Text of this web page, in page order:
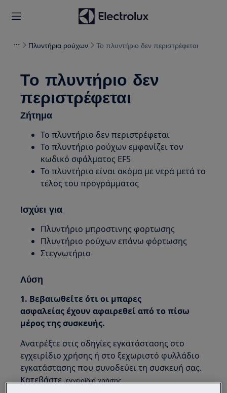
Πλυντήρια ρούχων Το πλυντήριο δεν περιστρέφεται
Το πλυντήριο δεν
περιστρέφεται
Ζήτημα
Το πλυντήριο δεν περιστρέφεται
Το πλυντήριο ρούχων εμφανίζει τον
κωδικό σφάλματος EF5
Το πλυντήριο είναι ακόμα με νερά μετά το
τέλος του προγράμματος
Ισχύει για
Πλυντήριο μπροστινης φορτωσης
Πλυντήριο ρούχων επάνω φόρτωσης
Στεγνωτήριο
Λύση
1. Βεβαιωθείτε ότι οι μπαρες
ασφαλείαςέχουν αφαιρεθεί από το πίσω
μέρος της συσκευής.
Ανατρέξτε στις οδηγίες εγκατάστασης στο
εγχειρίδιο χρήσης ή στο ξεχωριστό φυλλάδιο
εγκατάστασης που συνοδεύει τη συσκευή σας.
Κατεβάστε .εγχειρίδιο χρήσης